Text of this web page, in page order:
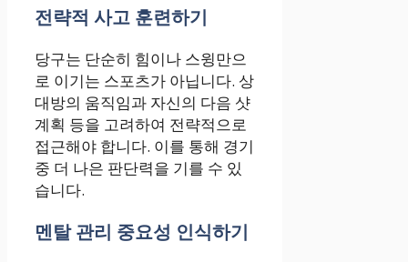
전략적 사고 훈련하기
당구는 단순히 힘이나 스윙만으
로 이기는 스포츠가 아닙니다. 상
대방의 움직임과 자신의 다음 샷
계획 등을 고려하여 전략적으로
접근해야 합니다. 이를 통해 경기
중 더 나은 판단력을 기를 수 있
습니다.
멘탈 관리 중요성 인식하기